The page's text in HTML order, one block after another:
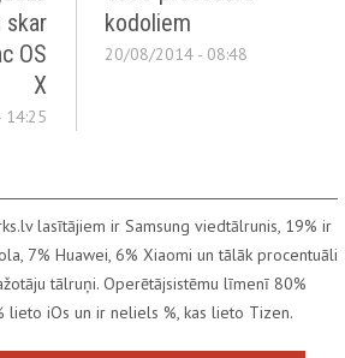
skar
OS
X
kodoliem
20/08/2014 - 08:48
lasītājiem ir Samsung viedtālrunis, 19% ir
7% Huawei, 6% Xiaomi un tālāk procentuāli
tālruņi. Operētājsistēmu līmenī 80%
lieto iOs un ir neliels %, kas lieto Tizen.